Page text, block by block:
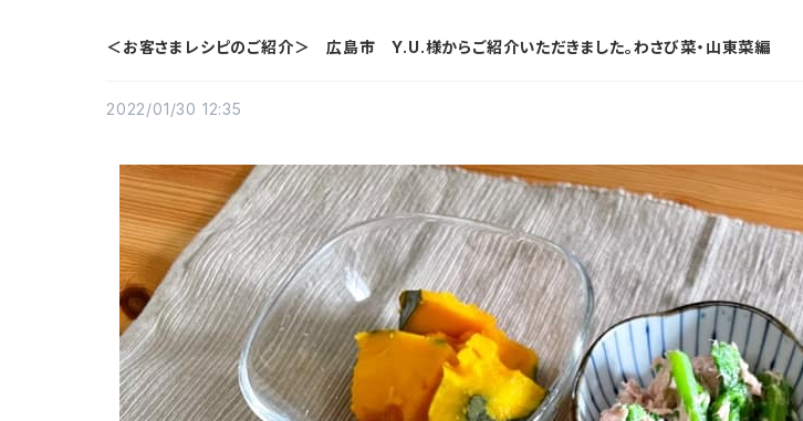
＜お客さまレシピのご紹介＞ 広島市 Y.U.様からご紹介いただきました。わさび菜・山東菜編
2022/01/30 12:35